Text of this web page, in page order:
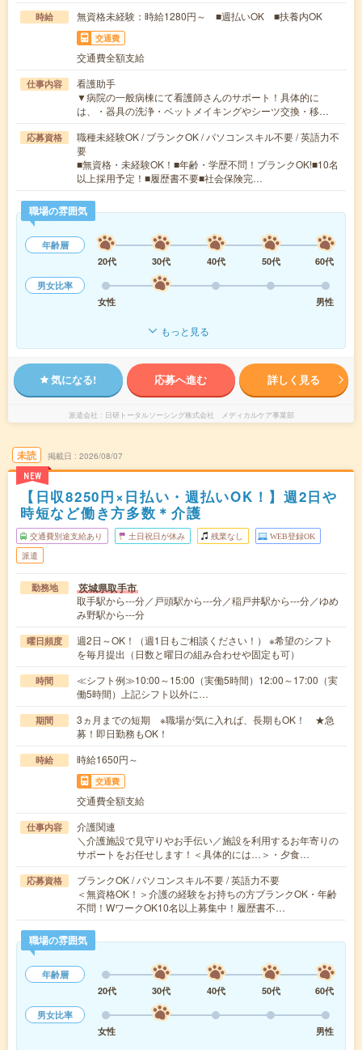
時給 無資格未経験：時給1280円～ ■週払いOK ■扶養内OK
交通費
交通費全額支給
仕事内容
看護助手
▼病院の一般病棟にて看護師さんのサポート！具体的に
は、・器具の洗浄・ベットメイキングやシーツ交換・移…
応募資格
職種未経験OK / ブランクOK / パソコンスキル不要 / 英語力不
要
■無資格・未経験OK！■年齢・学歴不問！ブランクOK!■10名
以上採用予定！■履歴書不要■社会保険完…
職場の雰囲気
年齢層
20代
30代 40代 50代
60代
男女比率
女性
男性
もっと見る
気になる! 応募へ進む 詳しく見る
派遣会社 日研トータルソーシング株式会社 メディカルケア事業部
未読
NEW
掲載日 2026/08/07
【日収8250円×日払い・週払いOK！】週2日や
時短など働き方多数＊介護
交通費別途支給あり 土日祝日が休み 残業なし WEB登録OK
派遣
勤務地 茨城県取手市
取手駅から---分／戸頭駅から---分／稲戸井駅から---分／ゆめ
み野駅から---分
曜日頻度
週2日～OK！（週1日もご相談ください！） ※希望のシフト
を毎月提出（日数と曜日の組み合わせや固定も可）
時間
≪シフト例≫10:00～15:00（実働5時間）12:00～17:00（実
働5時間）上記シフト以外に…
期間
3ヵ月までの短期 ※職場が気に入れば、長期もOK！ ★急
募！即日勤務もOK！
時給 時給1650円～
交通費
交通費全額支給
仕事内容
介護関連
＼介護施設で見守りやお手伝い／施設を利用するお年寄りの
サポートをお任せします！＜具体的には…＞・夕食…
応募資格
ブランクOK / パソコンスキル不要 / 英語力不要
＜無資格OK！＞介護の経験をお持ちの方ブランクOK・年齢
不問！WワークOK10名以上募集中！履歴書不…
職場の雰囲気
年齢層
20代
30代 40代 50代
60代
男女比率
女性
男性